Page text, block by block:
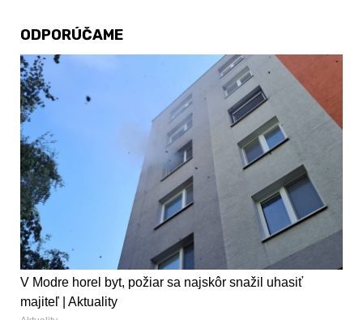
ODPORÚČAME
V Modre horel byt, požiar sa najskôr snažil uhasiť
majiteľ | Aktuality